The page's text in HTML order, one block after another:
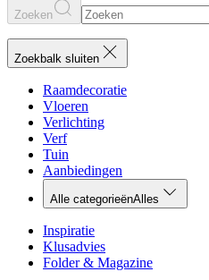
Zoeken
Zoekbalk sluiten
Raamdecoratie
Vloeren
Verlichting
Verf
Tuin
Aanbiedingen
Alle categorieënAlles
Inspiratie
Klusadvies
Folder & Magazine